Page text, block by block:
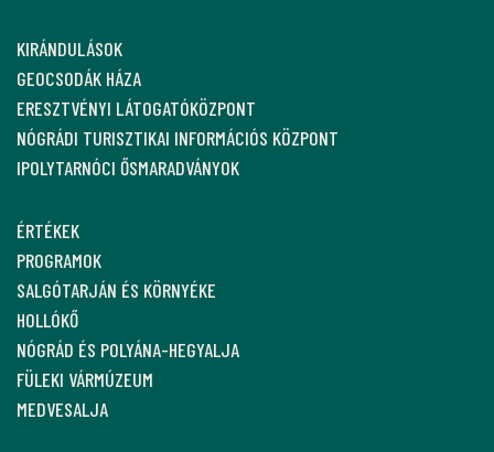
KIRÁNDULÁSOK
GEOCSODÁK HÁZA
ERESZTVÉNYI LÁTOGATÓKÖZPONT
NÓGRÁDI TURISZTIKAI INFORMÁCIÓS KÖZPONT
IPOLYTARNÓCI ŐSMARADVÁNYOK
ÉRTÉKEK
PROGRAMOK
SALGÓTARJÁN ÉS KÖRNYÉKE
HOLLÓKŐ
NÓGRÁD ÉS POLYÁNA-HEGYALJA
FÜLEKI VÁRMÚZEUM
MEDVESALJA